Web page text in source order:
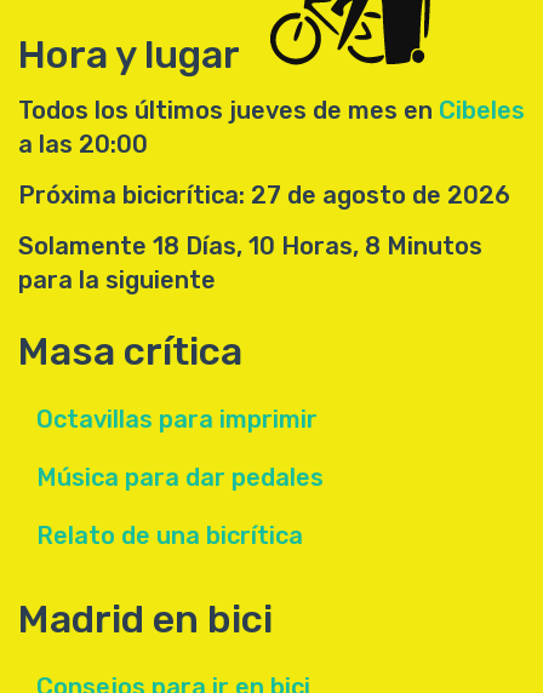
Hora y lugar
Todos los últimos jueves de mes en Cibeles
a las 20:00
Próxima bicicrítica: 27 de agosto de 2026
Solamente 18 Días, 10 Horas, 8 Minutos
para la siguiente
Masa crítica
Octavillas para imprimir
Música para dar pedales
Relato de una bicrítica
Madrid en bici
Consejos para ir en bici